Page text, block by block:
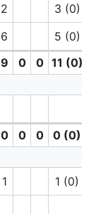
2 3 (0)
6 5 (0)
9 0 0 11 (0)
0 0 0 0 (0)
1
1 (0)